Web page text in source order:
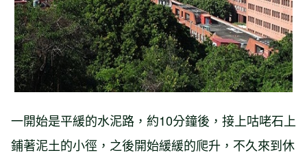
一開始是平緩的水泥路，約10分鐘後，接上咕咾石上
鋪著泥土的小徑，之後開始緩緩的爬升，不久來到休